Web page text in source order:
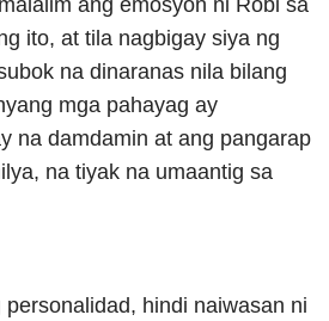
ang emosyon ni Robi sa
ito, at tila nagbigay siya ng
na dinaranas nila bilang
mga pahayag ay
na damdamin at ang pangarap
na tiyak na umaantig sa
hindi naiwasan ni